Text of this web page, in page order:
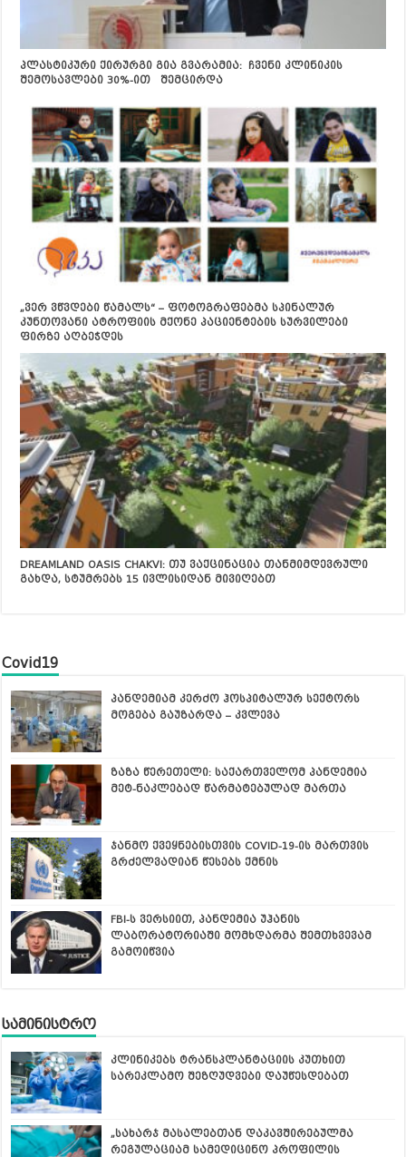
პლასტიკური ქირურგი გია გვარამია: ჩვენი კლინიკის
შემოსავლები 30%-ით შემცირდა
„ვერ ვწვდები წამალს“ – ფოტოგრაფებმა სპინალურ
კუნთოვანი ატროფიის მქონე პაციენტების სურვილები
ფირზე აღბეჭდეს
DREAMLAND OASIS CHAKVI: თუ ვაქცინაცია თანმიმდევრული
გახდა, სტუმრებს 15 ივლისიდან მივიღებთ
Covid19
პანდემიამ კერძო ჰოსპიტალურ სექტორს
მოგება გაუზარდა – კვლევა
ზაზა წერეთელი: საქართველომ პანდემია
მეტ-ნაკლებად წარმატებულად მართა
ჯანმო ქვეყნებისთვის COVID-19-ის მართვის
გრძელვადიან წესებს ქმნის
FBI-ს ვერსიით, პანდემია უჰანის
ლაბორატორიაში მომხდარმა შემთხვევამ
გამოიწვია
სამინისტრო
კლინიკებს ტრანსპლანტაციის კუთხით
სარეკლამო შეზღუდვები დაუწესდებათ
„სახარჯ მასალებთან დაკავშირებულმა
რეგულაციამ სამედიცინო პროფილის